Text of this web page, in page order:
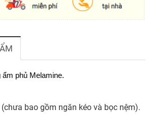
phủ Melamine.
bao gồm ngăn kéo và bọc nệm).